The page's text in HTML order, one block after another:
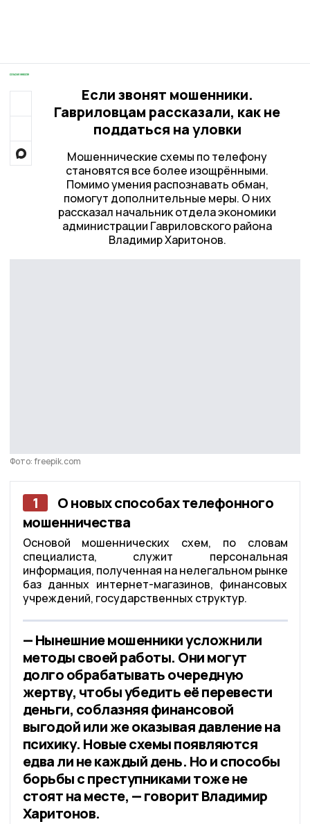
Если звонят мошенники.
Гавриловцам рассказали, как не
поддаться на уловки
Мошеннические схемы по телефону
становятся все более изощрёнными.
Помимо умения распознавать обман,
помогут дополнительные меры. О них
рассказал начальник отдела экономики
администрации Гавриловского района
Владимир Харитонов.
Фото: freepik.com
1
О новых способах телефонного
мошенничества
Основой мошеннических схем, по словам
специалиста, служит персональная
информация, полученная на нелегальном рынке
баз данных интернет-магазинов, финансовых
учреждений, государственных структур.
— Нынешние мошенники усложнили
методы своей работы. Они могут
долго обрабатывать очередную
жертву, чтобы убедить её перевести
деньги, соблазняя финансовой
выгодой или же оказывая давление на
психику. Новые схемы появляются
едва ли не каждый день. Но и способы
борьбы с преступниками тоже не
стоят на месте, — говорит Владимир
Харитонов.